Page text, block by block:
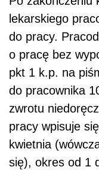
lekarskiego
do pracy.
o pracę bez
pkt 1 k.p. na
do pracownika
zwrotu
pracy wpisuje
kwietnia
się), okres od 1